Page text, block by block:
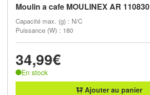
Moulin a cafe MOULINEX AR 110830
Capacité max. (g) : N/C
Puissance (W) : 180
34,99€
En stock
Ajouter au panier